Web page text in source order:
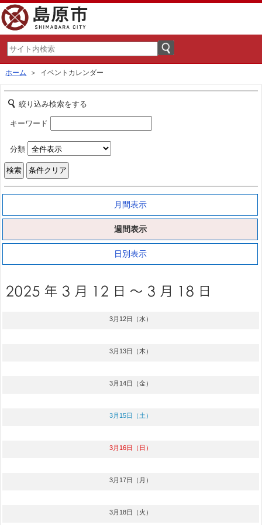
ホーム ＞ イベントカレンダー
絞り込み検索をする
キーワード
分類
月間表示
週間表示
日別表示
3月12日（水）
3月13日（木）
3月14日（金）
3月15日（土）
3月16日（日）
3月17日（月）
3月18日（火）